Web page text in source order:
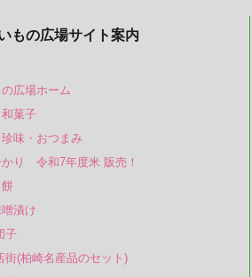
もの広場サイト案内
広場ホーム
菓子
味・おつまみ
り 令和7年度米 販売！
漬け
子
街(柏崎名産品のセット)